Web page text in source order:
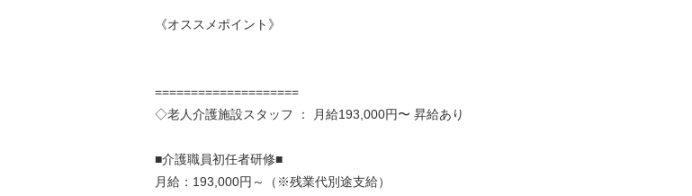
《オススメポイント》
====================
◇老人介護施設スタッフ ： 月給193,000円〜 昇給あり
■介護職員初任者研修■
月給：193,000円～（※残業代別途支給）